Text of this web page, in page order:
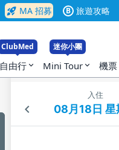
rocket_launch MA 招募 B 旅遊攻略
ClubMed
自由行 expand_more
迷你小團
Mini Tour expand_more 機票
入住